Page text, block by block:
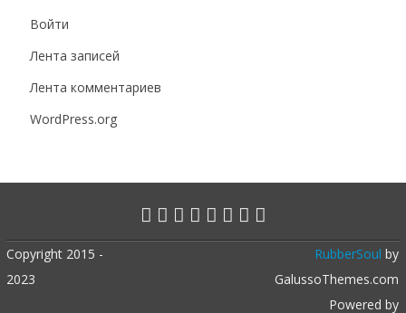
Войти
Лента записей
Лента комментариев
WordPress.org
Copyright 2015 -
2023
RubberSoul by
GalussoThemes.com
Powered by